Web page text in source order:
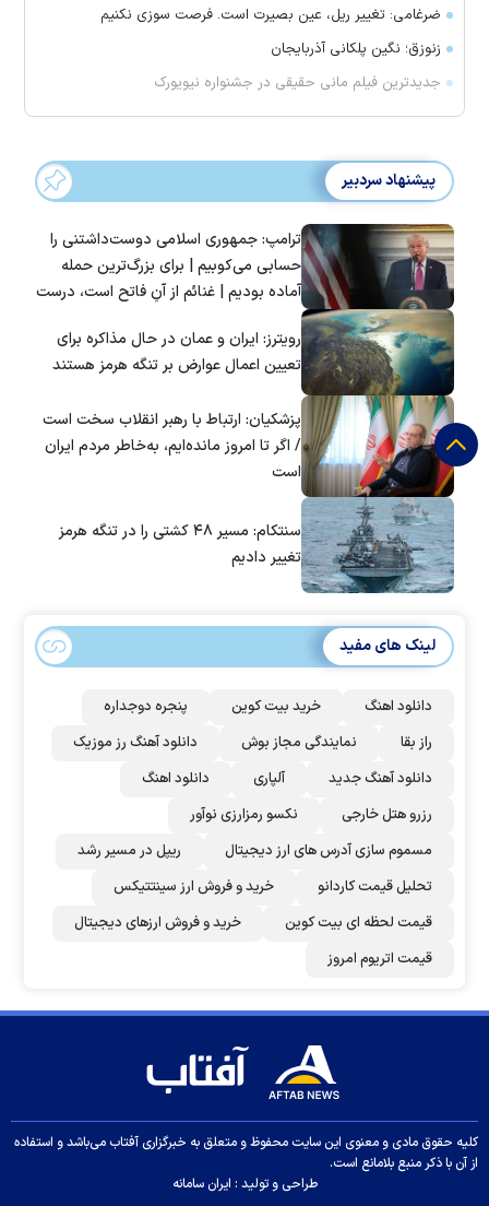
ضرغامی: تغییر ریل، عین بصیرت است. فرصت سوزی نکنیم
زنوزق؛ نگین پلکانی آذربایجان
جدیدترین فیلم مانی حقیقی در جشنواره نیویورک
پیشنهاد سردبیر
ترامپ: جمهوری اسلامی دوست‌داشتنی را
حسابی می‌کوبیم | برای بزرگ‌ترین حمله
آماده بودیم | غنائم از آنِ فاتح است، درست
رویترز: ایران و عمان در حال مذاکره برای
تعیین اعمال عوارض بر تنگه هرمز هستند
پزشکیان: ارتباط با رهبر انقلاب سخت است
/ اگر تا امروز مانده‌ایم، به‌خاطر مردم ایران
است
سنتکام: مسیر ۴۸ کشتی را در تنگه هرمز
تغییر دادیم
لینک های مفید
دانلود اهنگ خرید بیت کوین
پنجره دوجداره
راز بقا
نمایندگی مجاز بوش
دانلود آهنگ رز‌ موزیک
دانلود آهنگ جدید
آلپاری
دانلود اهنگ
رزرو هتل خارجی
نکسو رمزارزی نوآور
مسموم سازی آدرس های ارز دیجیتال
ریپل در مسیر رشد
تحلیل قیمت کاردانو
خرید و فروش ارز سینتتیکس
قیمت لحظه ای بیت کوین
خرید و فروش ارزهای دیجیتال
قیمت اتریوم امروز
کلیه حقوق مادی و معنوی این سایت محفوظ و متعلق به خبرگزاری آفتاب می‌باشد و استفاده
از آن با ذکر منبع بلامانع است.
طراحی و تولید : ایران سامانه